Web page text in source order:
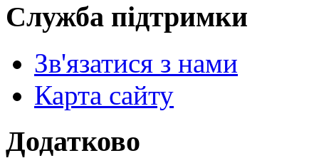
Служба підтримки
Зв'язатися з нами
Карта сайту
Додатково